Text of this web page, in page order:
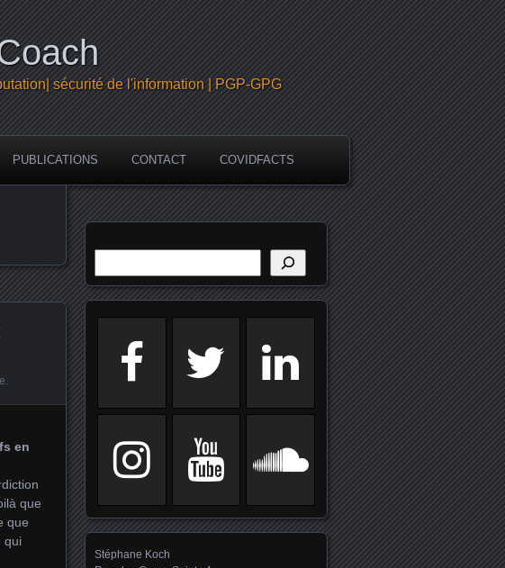
sécurité de l'information | PGP-GPG
PUBLICATIONS CONTACT COVIDFACTS
en
que
que
qui
Stéphane Koch